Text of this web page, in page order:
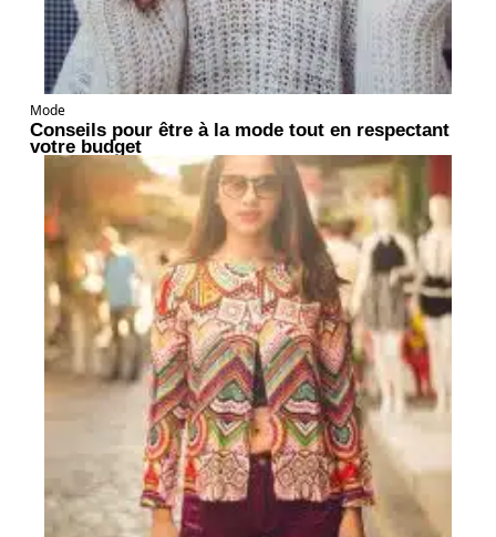
Mode
Conseils pour être à la mode tout en respectant
votre budget